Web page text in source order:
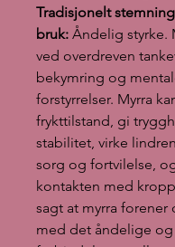
Tradisjonelt
bruk: Åndelig styrke.
ved overdreven
bekymring og
forstyrrelser. Myrra
frykttilstand, gi
stabilitet, virke
sorg og fortvilelse,
kontakten med
sagt at myrra forener
med det åndelige og